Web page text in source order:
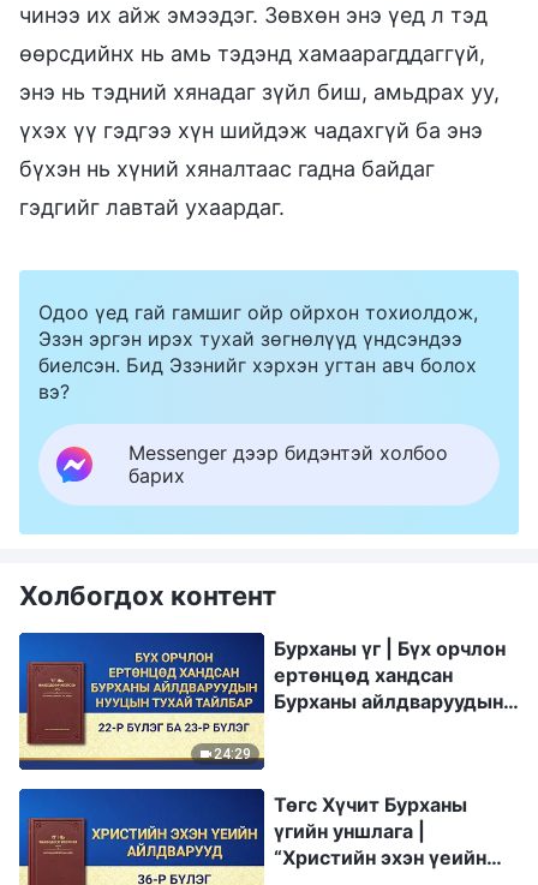
чинээ их айж эмээдэг. Зөвхөн энэ үед л тэд
өөрсдийнх нь амь тэдэнд хамаарагддаггүй,
энэ нь тэдний хянадаг зүйл биш, амьдрах уу,
үхэх үү гэдгээ хүн шийдэж чадахгүй ба энэ
бүхэн нь хүний хяналтаас гадна байдаг
гэдгийг лавтай ухаардаг.
Одоо үед гай гамшиг ойр ойрхон тохиолдож,
Эзэн эргэн ирэх тухай зөгнөлүүд үндсэндээ
биелсэн. Бид Эзэнийг хэрхэн угтан авч болох
вэ?
Messenger дээр бидэнтэй холбоо
барих
Холбогдох контент
24:29
Бурханы үг | Бүх орчлон
ертөнцөд хандсан
Бурханы айлдваруудын
Төгс Хүчит Бурханы
үгийн уншлага |
“Христийн эхэн үеийн